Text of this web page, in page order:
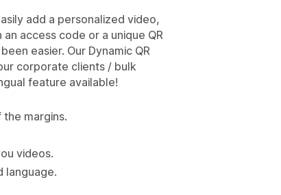
add a personalized video,
access code or a unique QR
easier. Our Dynamic QR
corporate clients / bulk
feature available!
margins.
videos.
language.